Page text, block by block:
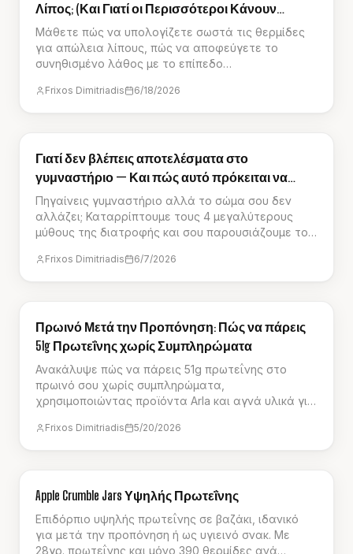
Λίπος; (Και Γιατί οι Περισσότεροι Κάνουν
Λάθος)
Μάθετε πώς να υπολογίζετε σωστά τις θερμίδες
για απώλεια λίπους, πώς να αποφεύγετε το
συνηθισμένο λάθος με το επίπεδο
για μέγιστα αποτελέσματα.
Frixos Dimitriadis 6/18/2026
ΟΔΗΓΟΊ
Γιατί δεν βλέπεις αποτελέσματα στο
γυμναστήριο — Και πώς αυτό πρόκειται να
αλλάξει
Πηγαίνεις γυμναστήριο αλλά το σώμα σου δεν
αλλάζει; Καταρρίπτουμε τους 4 μεγαλύτερους
μύθους της διατροφής και σου παρουσιάζουμε το
Frixos Dimitriadis 6/7/2026
ΔΙΑΤΡΟΦΉ
Πρωινό Μετά την Προπόνηση: Πώς να πάρεις
51g Πρωτεΐνης χωρίς Συμπληρώματα
Ανακάλυψε πώς να πάρεις 51g πρωτεΐνης στο
πρωινό σου χωρίς συμπληρώματα,
χρησιμοποιώντας προϊόντα Arla και αγνά υλικά για
Frixos Dimitriadis 5/20/2026
ΠΡΩΙΝΌ
Apple Crumble Jars Υψηλής Πρωτεΐνης
Επιδόρπιο υψηλής πρωτεΐνης σε βαζάκι, ιδανικό
για μετά την προπόνηση ή ως υγιεινό σνακ. Με
28γρ. πρωτεΐνης και μόνο 390 θερμίδες ανά